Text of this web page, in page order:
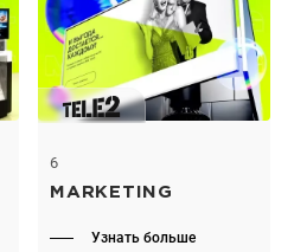
6
MARKETING
Узнать больше